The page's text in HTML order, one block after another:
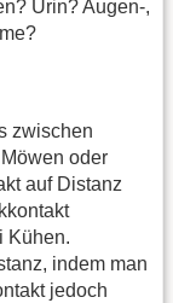
Urin? Augen-,
zwischen
oder
auf Distanz
Kühen.
indem man
jedoch